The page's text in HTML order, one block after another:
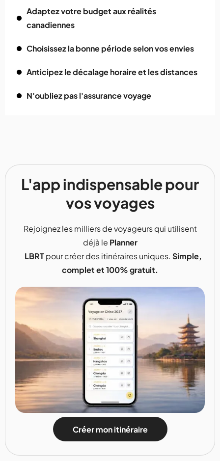
Adaptez votre budget aux réalités
canadiennes
Choisissez la bonne période selon vos envies
Anticipez le décalage horaire et les distances
N'oubliez pas l'assurance voyage
L'app indispensable pour
vos voyages
Rejoignez les milliers de voyageurs qui utilisent
déjà le Planner
LBRTpour créer des itinéraires uniques. Simple,
complet et 100% gratuit.
Créer mon itinéraire